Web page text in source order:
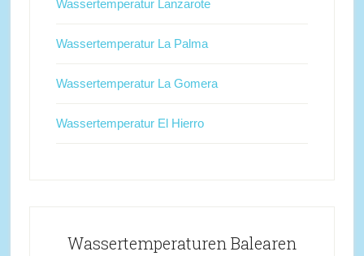
Wassertemperatur Lanzarote
Wassertemperatur La Palma
Wassertemperatur La Gomera
Wassertemperatur El Hierro
Wassertemperaturen Balearen